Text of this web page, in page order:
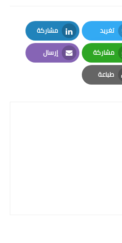
المرحلة المتوسطة
المرحلة الاعدادية
الجامعات
تغريد
Twitter
مشاركة
LinkedIn
مشاركة
Whatsapp
إرسال
Email
طباعة
Print